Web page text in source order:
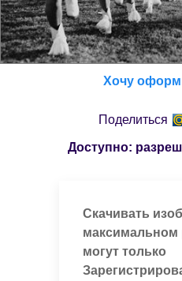
Хочу
Поделиться
Доступно:
Скачивать
максимальном
могут только